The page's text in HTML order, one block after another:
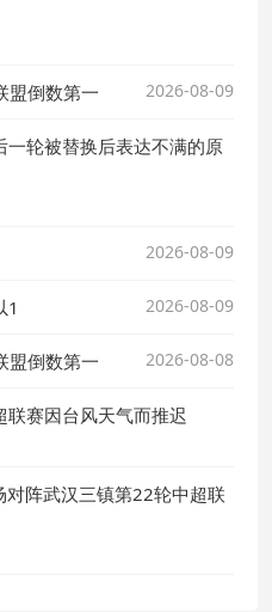
盟倒数第一 2026-08-09
轮被替换后表达不满的原
2026-08-09
1 2026-08-09
盟倒数第一 2026-08-08
赛因台风天气而推迟
对阵武汉三镇第22轮中超联